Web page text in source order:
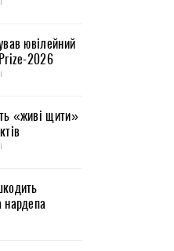
ювілейний
2026
«живі щити»
нардепа